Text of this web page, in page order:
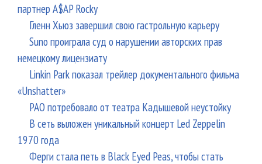
партнер A$AP Rocky
Гленн Хьюз завершил свою гастрольную карьеру
Suno проиграла суд о нарушении авторских прав
немецкому лицензиату
Linkin Park показал трейлер документального фильма
«Unshatter»
РАО потребовало от театра Кадышевой неустойку
В сеть выложен уникальный концерт Led Zeppelin
1970 года
Ферги стала петь в Black Eyed Peas, чтобы стать